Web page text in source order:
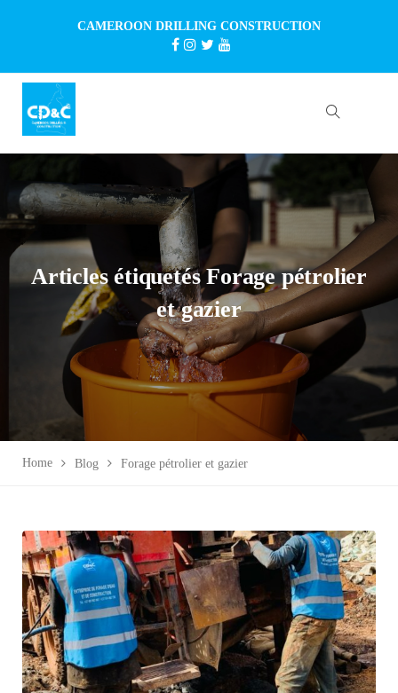
CAMEROON DRILLING CONSTRUCTION
Articles étiquetés Forage pétrolier
et gazier
Home Blog Forage pétrolier et gazier